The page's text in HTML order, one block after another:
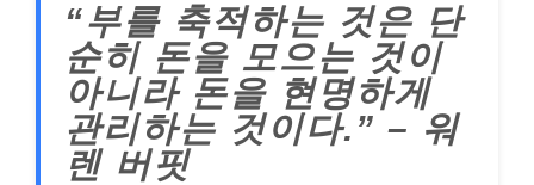
“부를 축적하는 것은 단
순히 돈을 모으는 것이
아니라 돈을 현명하게
관리하는 것이다.” – 워
렌 버핏